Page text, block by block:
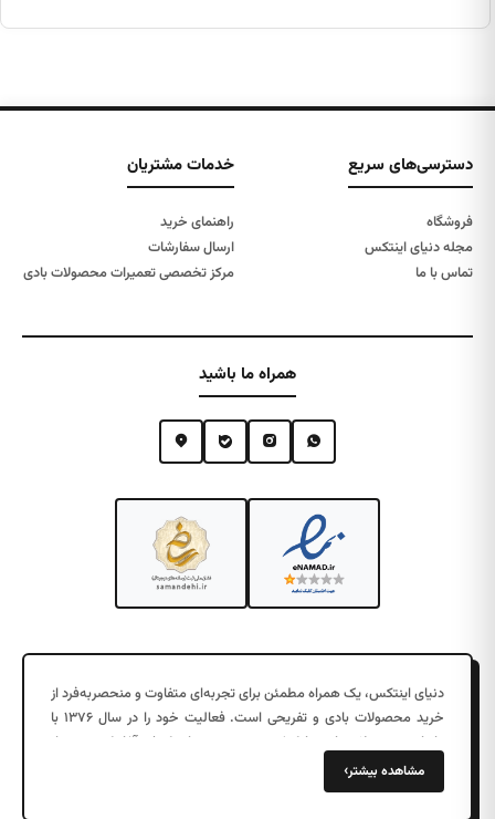
دسترسی‌های سریع
فروشگاه
مجله دنیای اینتکس
تماس با ما
خدمات مشتریان
راهنمای خرید
ارسال سفارشات
مرکز تخصصی تعمیرات محصولات بادی
همراه ما باشید
دنیای اینتکس، یک همراه مطمئن برای تجربه‌ای متفاوت و منحصربه‌فرد از
خرید محصولات بادی و تفریحی است. فعالیت خود را در سال ۱۳۷۶ با
واردات محصولات بادی با کیفیت در جزیره زیبای کیش آغاز کرد. پس از
دفتر مرکزی خود را در تهران افتتاح کردیم و فروش اینترنتی را به خدمات
مشاهده بیشتر›